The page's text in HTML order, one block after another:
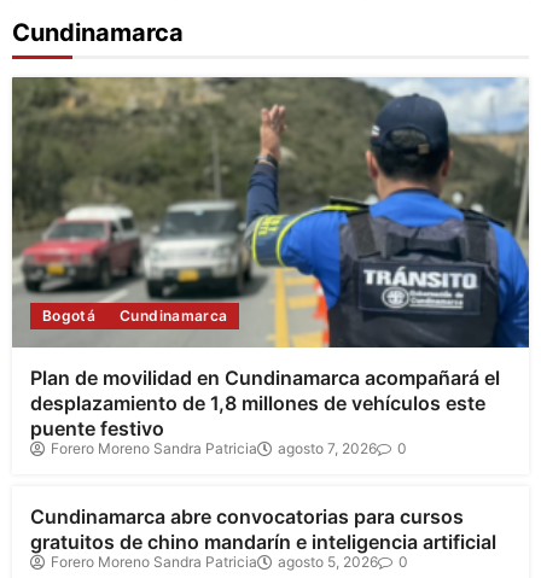
Cundinamarca
Bogotá Cundinamarca
Plan de movilidad en Cundinamarca acompañará el
desplazamiento de 1,8 millones de vehículos este
puente festivo
Forero Moreno Sandra Patricia agosto 7, 2026 0
Cundinamarca
Cundinamarca abre convocatorias para cursos
gratuitos de chino mandarín e inteligencia artificial
Forero Moreno Sandra Patricia agosto 5, 2026 0
Cundinamarca